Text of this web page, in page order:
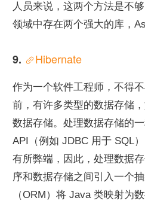
人员来说，这两个方法是不
领域中存在两个强大的库，
9. Hibernate
作为一个软件工程师，不得
前，有许多类型的数据存储
数据存储。处理数据存储的
API（例如 JDBC 用于 SQL
有所弊端，因此，处理数据
序和数据存储之间引入一个
（ORM）将 Java 类映射为